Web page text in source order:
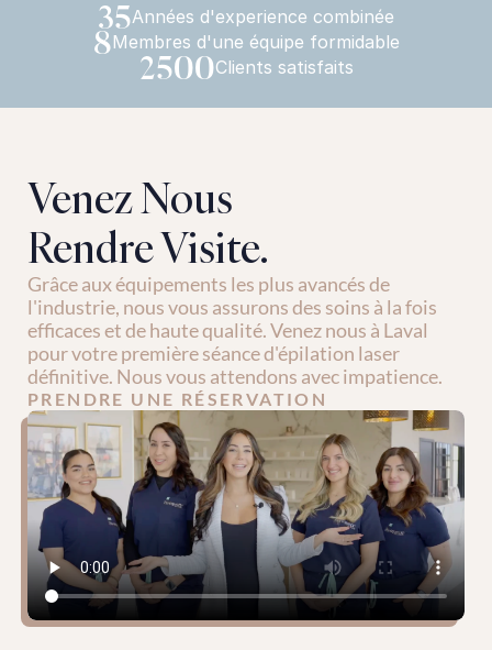
35Années d'experience combinée
8Membres d'une équipe formidable
2500Clients satisfaits
Venez Nous
Rendre Visite.
Grâce aux équipements les plus avancés de
l'industrie, nous vous assurons des soins à la fois
efficaces et de haute qualité. Venez nous à Laval
pour votre première séance d'épilation laser
définitive. Nous vous attendons avec impatience.
PRENDRE UNE RÉSERVATION